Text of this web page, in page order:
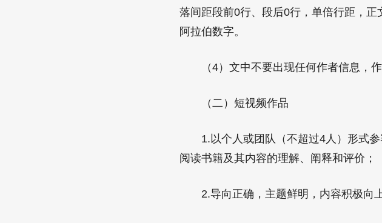
落间距段前0行、段后0行，单倍行距，
阿拉伯数字。
（4）文中不要出现任何作者信息，作
（二）短视频作品
1.以个人或团队（不超过4人）形式参
阅读书籍及其内容的理解、阐释和评价；
2.导向正确，主题鲜明，内容积极向上